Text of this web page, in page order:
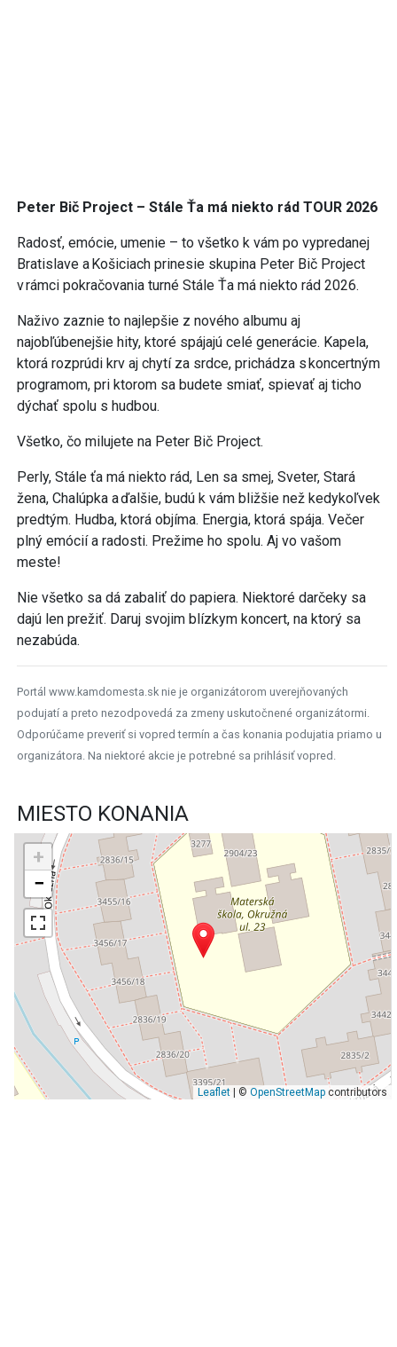
Peter Bič Project – Stále Ťa má niekto rád TOUR 2026
Radosť, emócie, umenie – to všetko k vám po vypredanej
Bratislave a Košiciach prinesie skupina Peter Bič Project
v rámci pokračovania turné Stále Ťa má niekto rád 2026.
Naživo zaznie to najlepšie z nového albumu aj
najobľúbenejšie hity, ktoré spájajú celé generácie. Kapela,
ktorá rozprúdi krv aj chytí za srdce, prichádza s koncertným
programom, pri ktorom sa budete smiať, spievať aj ticho
dýchať spolu s hudbou.
Všetko, čo milujete na Peter Bič Project.
Perly, Stále ťa má niekto rád, Len sa smej, Sveter, Stará
žena, Chalúpka a ďalšie, budú k vám bližšie než kedykoľvek
predtým. Hudba, ktorá objíma. Energia, ktorá spája. Večer
plný emócií a radosti. Prežime ho spolu. Aj vo vašom
meste!
Nie všetko sa dá zabaliť do papiera. Niektoré darčeky sa
dajú len prežiť. Daruj svojim blízkym koncert, na ktorý sa
nezabúda.
Portál www.kamdomesta.sk nie je organizátorom uverejňovaných
podujatí a preto nezodpovedá za zmeny uskutočnené organizátormi.
Odporúčame preveriť si vopred termín a čas konania podujatia priamo u
organizátora. Na niektoré akcie je potrebné sa prihlásiť vopred.
MIESTO KONANIA
+
−
Leaflet| © OpenStreetMapcontributors